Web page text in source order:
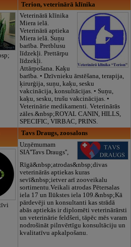
Terion, veterinārā klīnika
Veterinārā klīnika
Miera ielā.
Veterinārā aptieka
Miera ielā. Suņu
barība. Pretblusu
līdzekļi. Prettārpu
līdzekļi.
Attārpošana. Kaķu
barība. • Dzīvnieku ārstēšana, terapija,
ķirurģija, suņu, kaķu, sesku
vakcinācija, konsultācijas. • Suņu,
kaķu, sesku, trušu vakcinācijas. •
Veterinārie medikamenti. Veterinārās
zāles.&nbsp;ROYAL CANIN, HILLS,
SPECIFIC, VIRBAC, PRINS.
Tavs Draugs, zoosalons
Uzņēmumam
SIA''Tavs Draugs'',
Rīgā&nbsp;atrodas&nbsp;divas
veterinārās aptiekas kuras
sevī&nbsp;ietver arī zooveikalu
sortimentu.Veikali atrodas Pētersalas
iela 17 un Ilūkstes iela 109.&nbsp;Kā
pārdevēji un konsultanti kas strādā
abās aptiekās ir diplomēti veterinārārsti
un veterinārie feldšeri, tāpēc mēs varam
nodrošināt pilnvērtīgu konsultāciju un
kvalitatīvu apkalpošanu.